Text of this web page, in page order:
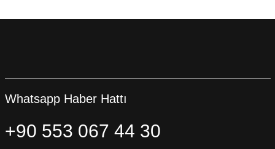
Whatsapp Haber Hattı
+90 553 067 44 30